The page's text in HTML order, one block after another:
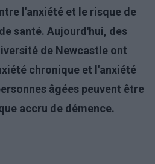
l'anxiété et le risque de
santé. Aujourd'hui, des
de Newcastle ont
chronique et l'anxiété
âgées peuvent être
accru de démence.